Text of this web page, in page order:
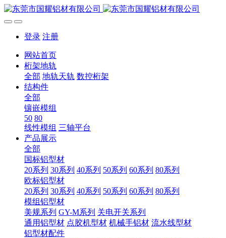
登录 注册
网站首页
桁架地轨
全部 地轨天轨 数控桁架
结构件
全部
镶嵌模组
50 80
线性模组 三轴平台
产品展示
全部
国标铝型材
20系列 30系列 40系列 50系列 60系列 80系列
欧标铝型材
20系列 30系列 40系列 50系列 60系列 80系列
模组铝型材
美规系列 GY-M系列 关电开关系列
通用铝型材 点胶机型材 机械手铝材 流水线型材
铝型材配件